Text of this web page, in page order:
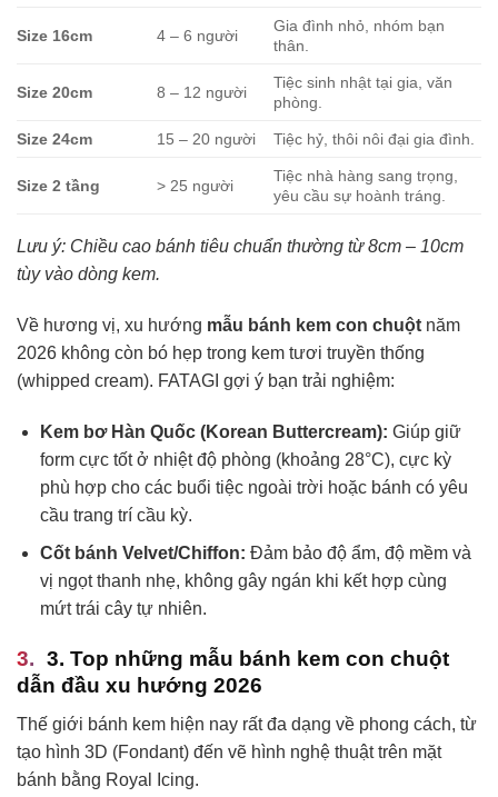
Size 16cm 4 – 6 người
Gia đình nhỏ, nhóm bạn
thân.
Size 20cm 8 – 12 người
Tiệc sinh nhật tại gia, văn
phòng.
Size 24cm 15 – 20 người Tiệc hỷ, thôi nôi đại gia đình.
Size 2 tầng > 25 người
Tiệc nhà hàng sang trọng,
yêu cầu sự hoành tráng.
Lưu ý: Chiều cao bánh tiêu chuẩn thường từ 8cm – 10cm
tùy vào dòng kem.
Về hương vị, xu hướng mẫu bánh kem con chuột năm
2026 không còn bó hẹp trong kem tươi truyền thống
(whipped cream). FATAGI gợi ý bạn trải nghiệm:
Kem bơ Hàn Quốc (Korean Buttercream): Giúp giữ
form cực tốt ở nhiệt độ phòng (khoảng 28°C), cực kỳ
phù hợp cho các buổi tiệc ngoài trời hoặc bánh có yêu
cầu trang trí cầu kỳ.
Cốt bánh Velvet/Chiffon: Đảm bảo độ ẩm, độ mềm và
vị ngọt thanh nhẹ, không gây ngán khi kết hợp cùng
mứt trái cây tự nhiên.
3. Top những mẫu bánh kem con chuột
dẫn đầu xu hướng 2026
Thế giới bánh kem hiện nay rất đa dạng về phong cách, từ
tạo hình 3D (Fondant) đến vẽ hình nghệ thuật trên mặt
bánh bằng Royal Icing.